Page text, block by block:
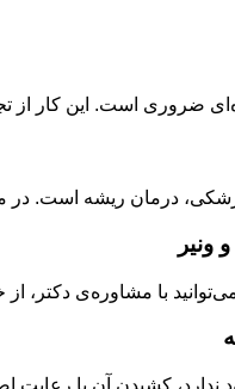
ضروری است. این کار از
درمان ریشه است. در
با مشاوره‌ی دکتر،
ندارد، کشیدن آن با